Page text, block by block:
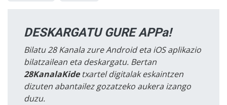
DESKARGATU GURE APPa!
Bilatu 28 Kanala zure Android eta iOS aplikazio
bilatzailean eta deskargatu. Bertan
28KanalaKidetxartel digitalak eskaintzen
dizuten abantailez gozatzeko aukera izango
duzu.